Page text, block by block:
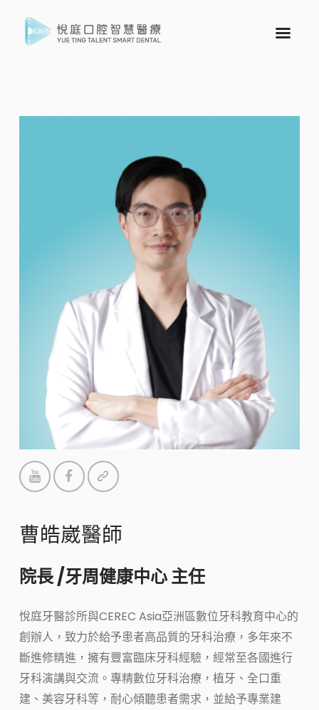
曹皓崴醫師
院長 /牙周健康中心 主任
悅庭牙醫診所與CEREC Asia亞洲區數位牙科教育中心的
創辦人，致力於給予患者高品質的牙科治療，多年來不
斷進修精進，擁有豐富臨床牙科經驗，經常至各國進行
牙科演講與交流。專精數位牙科治療，植牙、全口重
建、美容牙科等，耐心傾聽患者需求，並給予專業建